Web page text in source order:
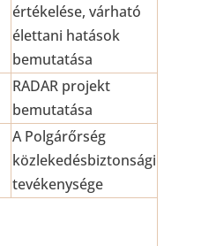
értékelése, várható
élettani hatások
bemutatása
RADAR projekt
bemutatása
A Polgárőrség
közlekedésbiztonsági
tevékenysége